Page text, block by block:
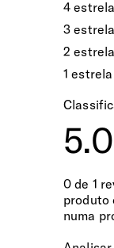
Bolsos Exteriores
2 Bolsos
portátil e outro
Duplo tubo que
Pega superior,
mobilidade e